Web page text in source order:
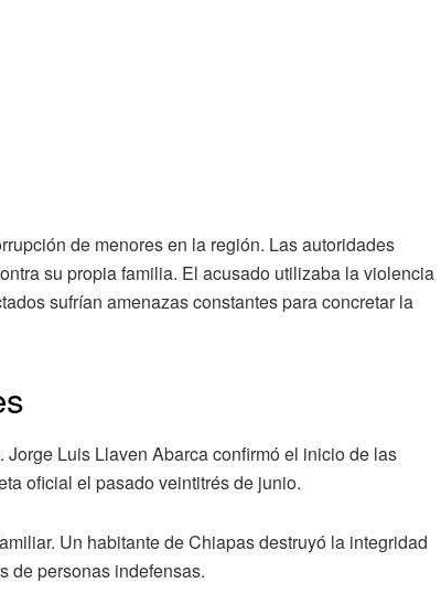
de menores en la región. Las autoridades
su propia familia. El acusado utilizaba la violencia
sufrían amenazas constantes para concretar la
Luis Llaven Abarca confirmó el inicio de las
oficial el pasado veintitrés de junio.
Un habitante de Chiapas destruyó la integridad
de personas indefensas.